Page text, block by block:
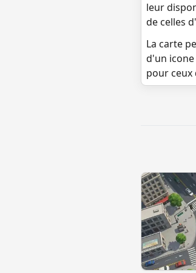
leur
de celles
La carte
d'un
pour ceux